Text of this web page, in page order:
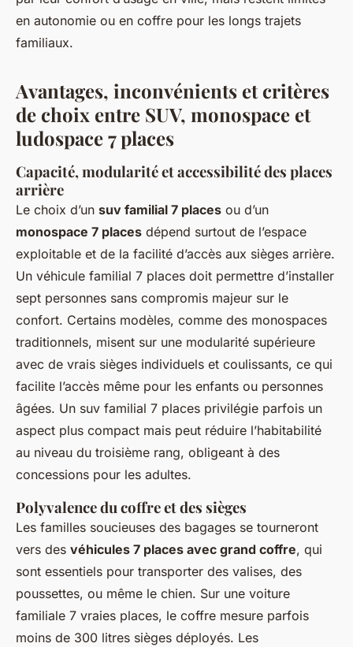
en autonomie ou en coffre pour les longs trajets
familiaux.
Avantages, inconvénients et critères
de choix entre SUV, monospace et
ludospace 7 places
Capacité, modularité et accessibilité des places
arrière
Le choix d’un suv familial 7 places ou d’un
monospace 7 places dépend surtout de l’espace
exploitable et de la facilité d’accès aux sièges arrière.
Un véhicule familial 7 places doit permettre d’installer
sept personnes sans compromis majeur sur le
confort. Certains modèles, comme des monospaces
traditionnels, misent sur une modularité supérieure
avec de vrais sièges individuels et coulissants, ce qui
facilite l’accès même pour les enfants ou personnes
âgées. Un suv familial 7 places privilégie parfois un
aspect plus compact mais peut réduire l’habitabilité
au niveau du troisième rang, obligeant à des
concessions pour les adultes.
Polyvalence du coffre et des sièges
Les familles soucieuses des bagages se tourneront
vers des véhicules 7 places avec grand coffre, qui
sont essentiels pour transporter des valises, des
poussettes, ou même le chien. Sur une voiture
familiale 7 vraies places, le coffre mesure parfois
moins de 300 litres sièges déployés. Les